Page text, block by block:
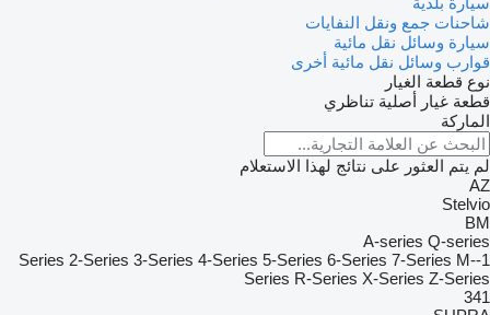
شاحنات جمع ونقل النفايات
سيارة وسائل نقل مائية
قوارب وسائل نقل مائية أخرى
نوع قطعة الغيار
قطعة غيار أصلية تناظري
الماركة
لم يتم العثور على نتائج لهذا الاستعلام
AZ
Stelvio
BM
A-series Q-series
1-Series
2-Series 3-Series 4-Series 5-Series 6-Series 7-Series M-
Series R-Series X-Series Z-Series
341